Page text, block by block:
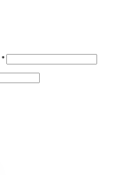
*